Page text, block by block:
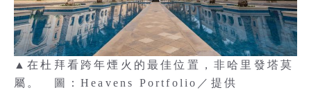
▲在杜拜看跨年煙火的最佳位置，非哈里發塔莫
屬。 圖：Heavens Portfolio／提供